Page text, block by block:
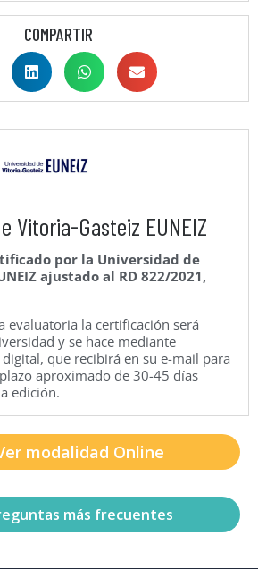
COMPARTIR
Vitoria-Gasteiz EUNEIZ
por la Universidad de
ajustado al RD 822/2021,
evaluatoria la certificación será
y se hace mediante
que recibirá en su e-mail para
aproximado de 30-45 días
edición.
modalidad Online
más frecuentes